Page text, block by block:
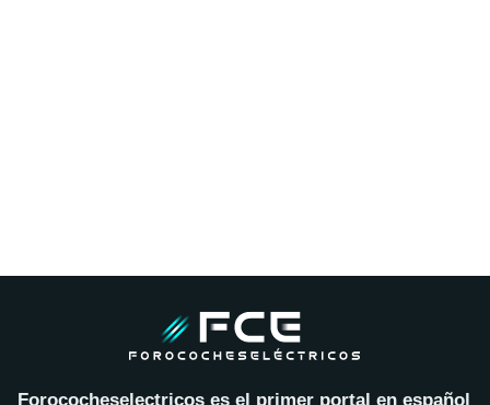
Forococheselectricos es el primer portal en español